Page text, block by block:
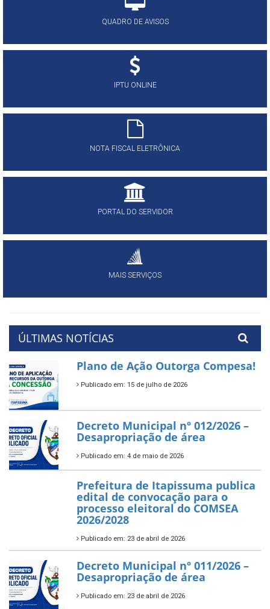
QUADRO DE AVISOS
IPTU ONLINE
NOTA FISCAL ELETRÔNICA
PORTAL DO SERVIDOR
MAIS SERVIÇOS
ÚLTIMAS NOTÍCIAS
Plano de Ação Outorga Compesa!
Publicado em: 15 de julho de 2026
Decreto Municipal nº 012/2026 –
Desapropriação de área
Publicado em: 4 de maio de 2026
Prefeitura de Itapissuma publica
edital de convocação para o
processo eleitoral do COMSEA
2026/2028
Publicado em: 23 de abril de 2026
Decreto Municipal nº 011/2026 –
Desapropriação de área
Publicado em: 23 de abril de 2026